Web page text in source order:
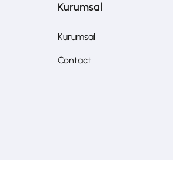
Kurumsal
Kurumsal
Contact